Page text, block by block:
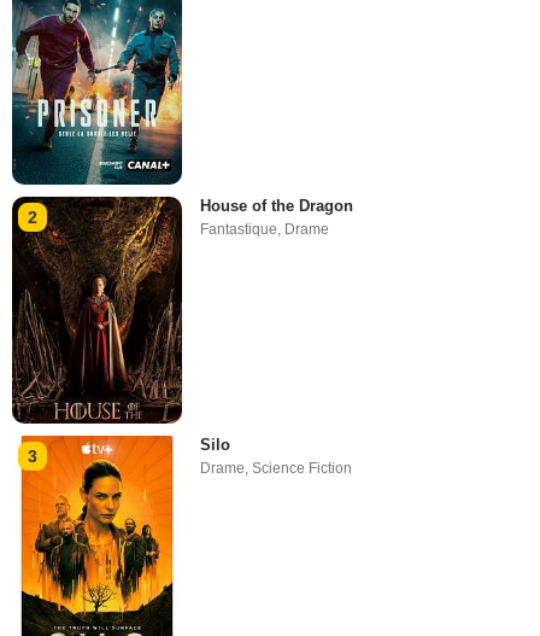
2
House of the Dragon
Fantastique Drame
3
Silo
Drame,Science Fiction